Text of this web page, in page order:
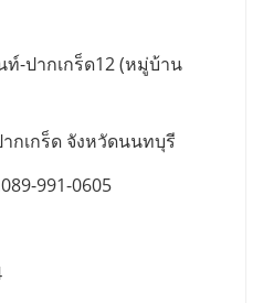
-ปากเกร็ด12 (หมู่บ้าน
กเกร็ด จังหวัดนนทบุรี
991-0605